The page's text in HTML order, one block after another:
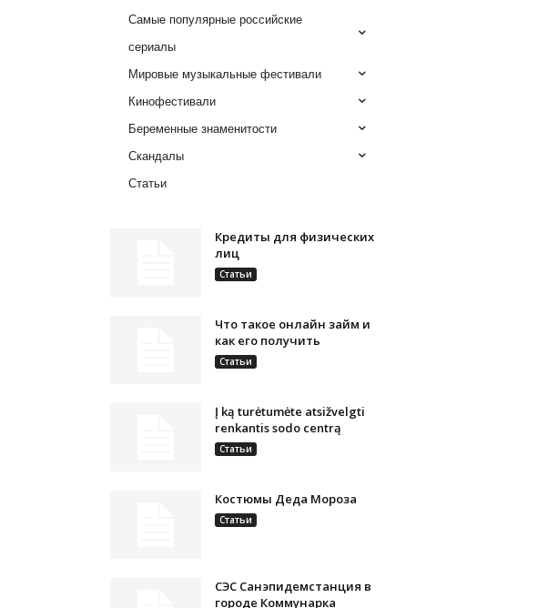
Самые популярные российские
сериалы
Мировые музыкальные фестивали
Кинофестивали
Беременные знаменитости
Скандалы
Статьи
Кредиты для физических
лиц
Статьи
Что такое онлайн займ и
как его получить
Статьи
Į ką turėtumėte atsižvelgti
renkantis sodo centrą
Статьи
Костюмы Деда Мороза
Статьи
СЭС Санэпидемстанция в
городе Коммунарка